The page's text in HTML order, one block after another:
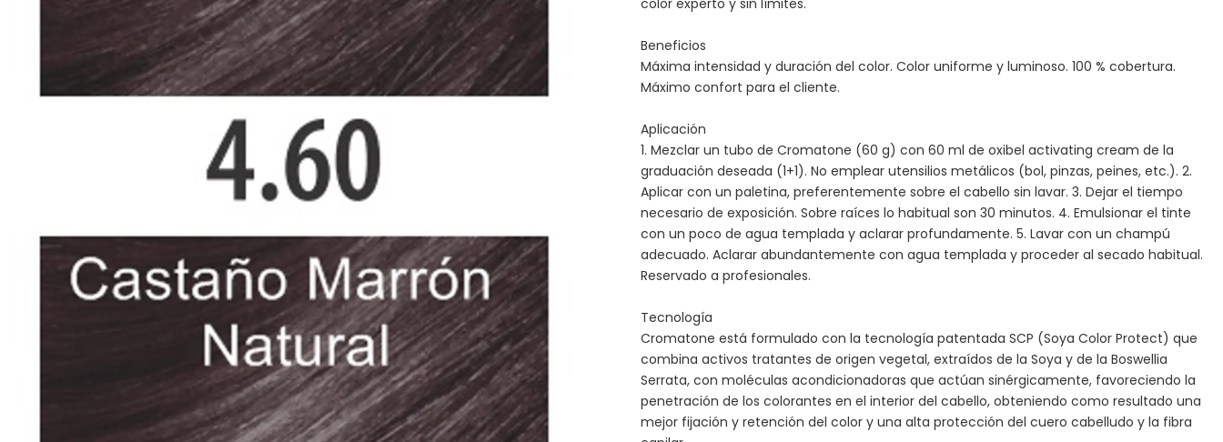
color experto y sin límites.
Beneficios
Máxima intensidad y duración del color. Color uniforme y luminoso. 100 % cobertura.
Máximo confort para el cliente.
Aplicación
1. Mezclar un tubo de Cromatone (60 g) con 60 ml de oxibel activating cream de la
graduación deseada (1+1). No emplear utensilios metálicos (bol, pinzas, peines, etc.). 2.
Aplicar con un paletina, preferentemente sobre el cabello sin lavar. 3. Dejar el tiempo
necesario de exposición. Sobre raíces lo habitual son 30 minutos. 4. Emulsionar el tinte
con un poco de agua templada y aclarar profundamente. 5. Lavar con un champú
adecuado. Aclarar abundantemente con agua templada y proceder al secado habitual.
Reservado a profesionales.
Tecnología
Cromatone está formulado con la tecnología patentada SCP (Soya Color Protect) que
combina activos tratantes de origen vegetal, extraídos de la Soya y de la Boswellia
Serrata, con moléculas acondicionadoras que actúan sinérgicamente, favoreciendo la
penetración de los colorantes en el interior del cabello, obteniendo como resultado una
mejor fijación y retención del color y una alta protección del cuero cabelludo y la fibra